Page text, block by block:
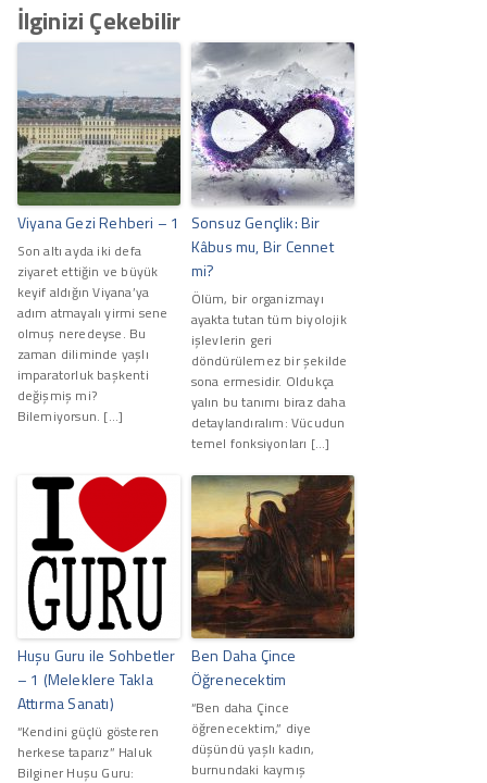
İlginizi Çekebilir
Viyana Gezi Rehberi – 1
Son altı ayda iki defa
ziyaret ettiğin ve büyük
keyif aldığın Viyana’ya
adım atmayalı yirmi sene
olmuş neredeyse. Bu
zaman diliminde yaşlı
imparatorluk başkenti
değişmiş mi?
Bilemiyorsun. […]
Sonsuz Gençlik: Bir
Kâbus mu, Bir Cennet
mi?
Ölüm, bir organizmayı
ayakta tutan tüm biyolojik
işlevlerin geri
döndürülemez bir şekilde
sona ermesidir. Oldukça
yalın bu tanımı biraz daha
detaylandıralım: Vücudun
temel fonksiyonları […]
Huşu Guru ile Sohbetler
– 1 (Meleklere Takla
Attırma Sanatı)
“Kendini güçlü gösteren
herkese taparız” Haluk
Bilginer Huşu Guru:
Ben Daha Çince
Öğrenecektim
“Ben daha Çince
öğrenecektim,” diye
düşündü yaşlı kadın,
burnundaki kaymış